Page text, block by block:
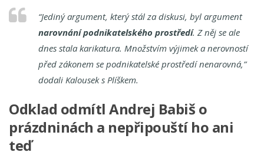
“Jediný argument, který stál za diskusi, byl argument
narovnání podnikatelského prostředí. Z něj se ale
dnes stala karikatura. Množstvím výjimek a nerovností
před zákonem se podnikatelské prostředí nenarovná,”
dodali Kalousek s Plíškem.
Odklad odmítl Andrej Babiš o
prázdninách a nepřipouští ho ani
teď